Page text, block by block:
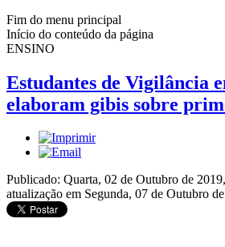
Fim do menu principal
Início do conteúdo da página
ENSINO
Estudantes de Vigilância
elaboram gibis sobre
Publicado: Quarta, 02 de Outubro de
atualização em Segunda, 07 de Outubro